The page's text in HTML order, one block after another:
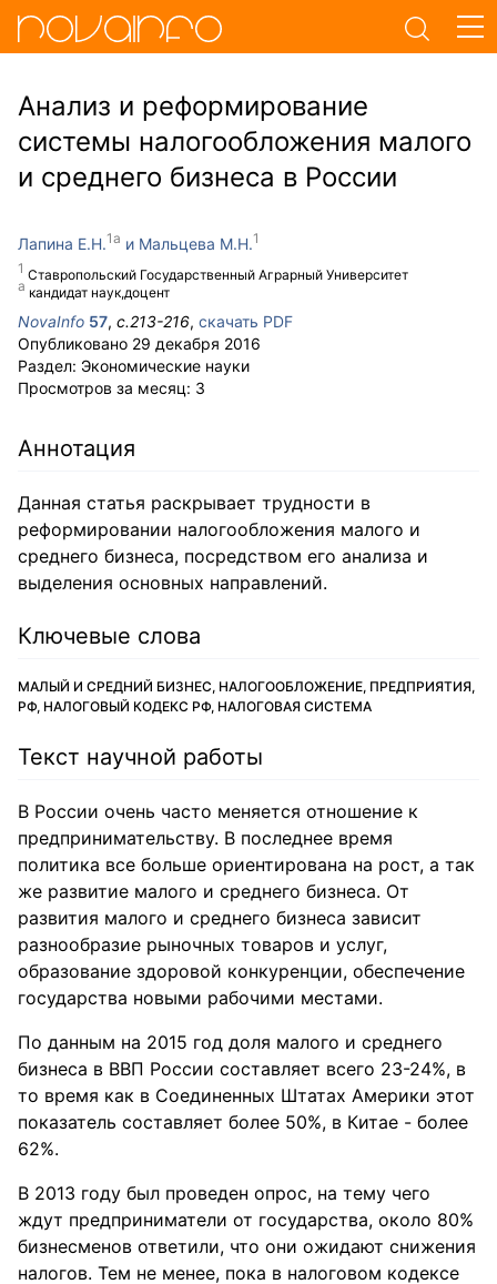
Анализ и реформирование
системы налогообложения малого
и среднего бизнеса в России
Лапина Е.Н.
Ставропольский Государственный Аграрный Университет
кандидат наук,доцент
Мальцева М.Н.
NovaInfo 57, с.213-216, скачать PDF
Опубликовано 29 декабря 2016
Раздел: Экономические науки
Просмотров за месяц: 3
Аннотация
Данная статья раскрывает трудности в
реформировании налогообложения малого и
среднего бизнеса, посредством его анализа и
выделения основных направлений.
Ключевые слова
МАЛЫЙ И СРЕДНИЙ БИЗНЕС, НАЛОГООБЛОЖЕНИЕ, ПРЕДПРИЯТИЯ,
РФ, НАЛОГОВЫЙ КОДЕКС РФ, НАЛОГОВАЯ СИСТЕМА
Текст научной работы
В России очень часто меняется отношение к
предпринимательству. В последнее время
политика все больше ориентирована на рост, а так
же развитие малого и среднего бизнеса. От
развития малого и среднего бизнеса зависит
разнообразие рыночных товаров и услуг,
образование здоровой конкуренции, обеспечение
государства новыми рабочими местами.
По данным на 2015 год доля малого и среднего
бизнеса в ВВП России составляет всего 23-24%, в
то время как в Соединенных Штатах Америки этот
показатель составляет более 50%, в Китае - более
62%.
В 2013 году был проведен опрос, на тему чего
ждут предприниматели от государства, около 80%
бизнесменов ответили, что они ожидают снижения
налогов. Тем не менее, пока в налоговом кодексе